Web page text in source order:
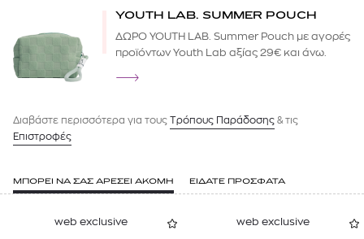
YOUTH LAB. SUMMER POUCH
ΔΩΡΟ YOUTH LAB. Summer Pouch με αγορές
προϊόντων Youth Lab αξίας 29€ και άνω.
Διαβάστε περισσότερα για τους Tρόπους Παράδοσης & τις
Επιστροφές
ΜΠΟΡΕΙ ΝΑ ΣΑΣ ΑΡΕΣΕΙ ΑΚΟΜΗ ΕΙΔΑΤΕ ΠΡΟΣΦΑΤΑ
web exclusive web exclusive